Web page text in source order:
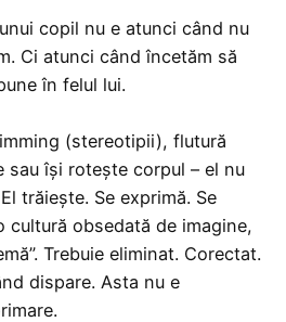
copil nu e atunci când nu
Ci atunci când încetăm să
în felul lui.
(stereotipii), flutură
sau își rotește corpul – el nu
trăiește. Se exprimă. Se
cultură obsedată de imagine,
Trebuie eliminat. Corectat.
dispare. Asta nu e